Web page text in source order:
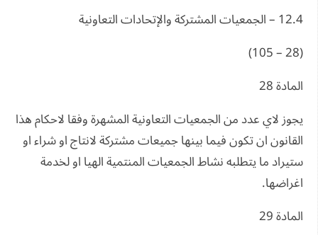
12.4 – الجمعيات المشتركة والإتحادات التعاونية
(28 – 105)
المادة 28
يجوز لاي عدد من الجمعيات التعاونية المشهرة وفقا لاحكام هذا
القانون ان تكون فيما بينها جميعات مشتركة لانتاج او شراء او
ستيراد ما يتطلبه نشاط الجمعيات المنتمية الهيا او لخدمة
اغراضها.
المادة 29